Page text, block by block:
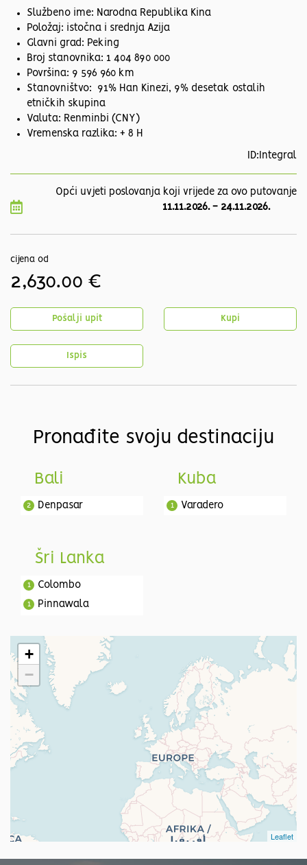
Službeno ime: Narodna Republika Kina
Položaj: istočna i srednja Azija
Glavni grad: Peking
Broj stanovnika: 1 404 890 000
Površina: 9 596 960 km
Stanovništvo: 91% Han Kinezi, 9% desetak ostalih
etničkih skupina
Valuta: Renminbi (CNY)
Vremenska razlika: + 8 H
ID:Integral
Opći uvjeti poslovanja koji vrijede za ovo putovanje
11.11.2026.- 24.11.2026.
cijena od
2,630.00 €
Pošalji upit Kupi
Ispis
Pronađite svoju destinaciju
Bali
Denpasar
2
Kuba
Varadero
1
Šri Lanka
Colombo
1
Pinnawala
1
Polonnaruwa
1
Matale
Kandy
Nuwara Eliya
+
−
Leaflet